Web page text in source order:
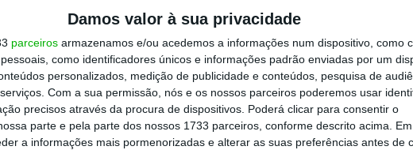
Damos valor à sua privacidade
parceiros armazenamos e/ou acedemos a informações num dispositivo, como
como identificadores únicos e informações padrão enviadas por um
personalizados, medição de publicidade e conteúdos, pesquisa de
Com a sua permissão, nós e os nossos parceiros poderemos usar
precisos através da procura de dispositivos. Poderá clicar para consentir o
parte e pela parte dos nossos 1733 parceiros, conforme descrito acima. Em
a informações mais pormenorizadas e alterar as suas preferências antes de
Premium
é mais importante do que
e rigoroso.